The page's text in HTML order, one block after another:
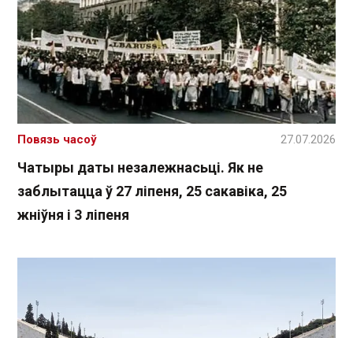
Чатыры даты незалежнасьці. Як не
заблытацца ў 27 ліпеня, 25 сакавіка, 25
жніўня і 3 ліпеня
Повязь часоў 27.07.2026